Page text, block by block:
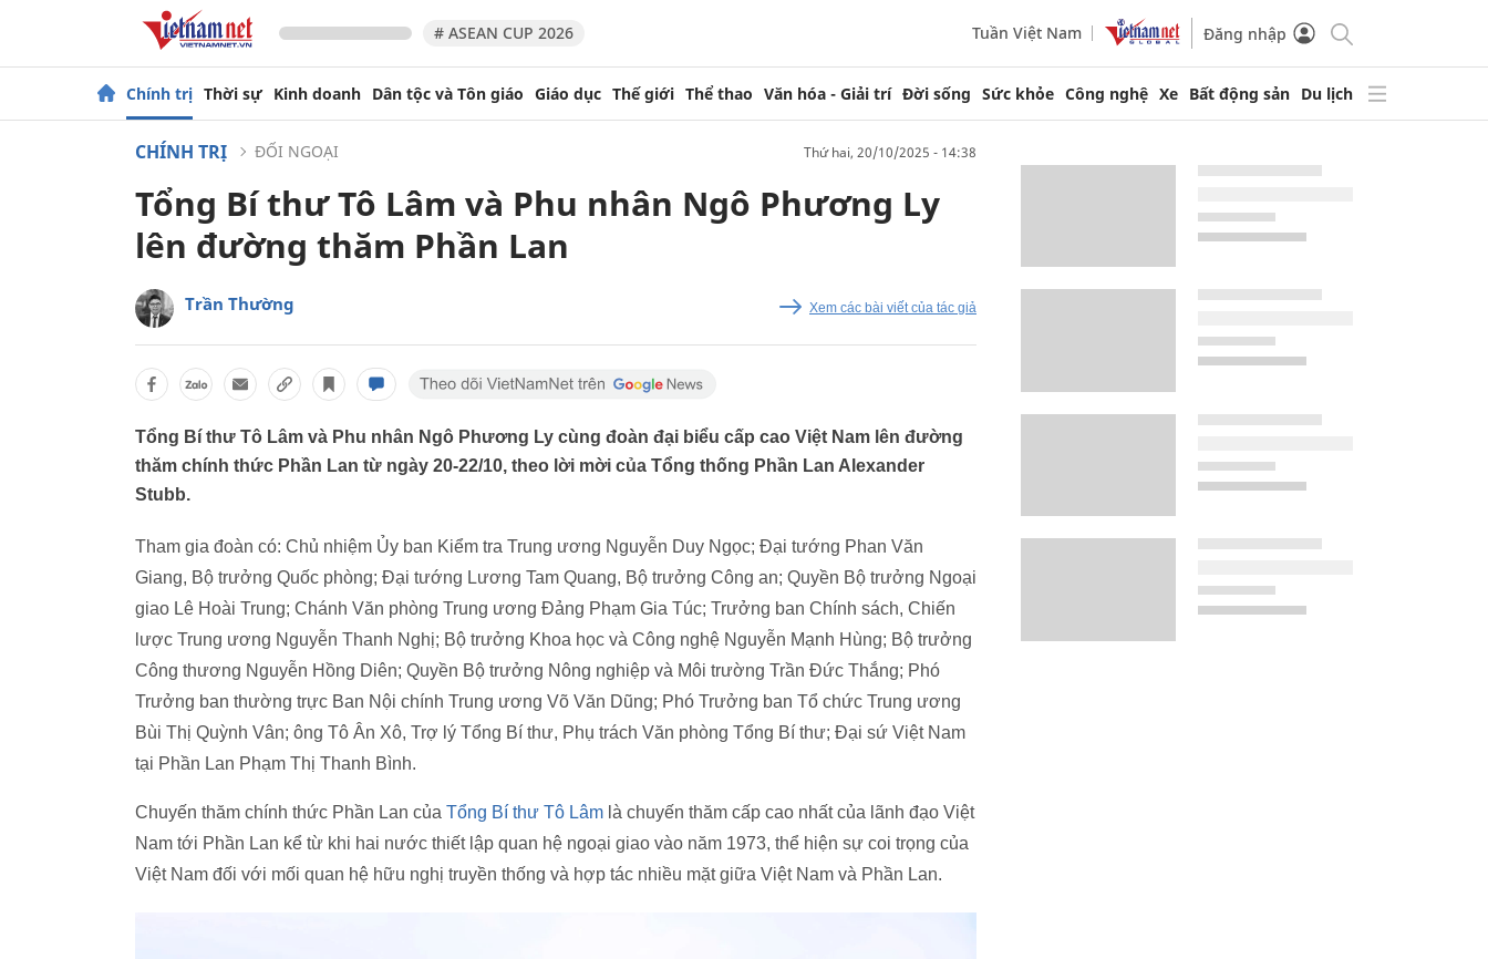
# ASEAN CUP 2026 Tuần Việt Nam Đăng nhập
Chính trị Thời sự Kinh doanh Dân tộc và Tôn giáo Giáo dục Thế giới Thể thao Văn hóa - Giải trí Đời sống Sức khỏe Công nghệ Xe Bất động sản Du lịch
CHÍNH TRỊ ĐỐI NGOẠI thứ hai, 20/10/2025 - 14:38
Tổng Bí thư Tô Lâm và Phu nhân Ngô Phương Ly
lên đường thăm Phần Lan
Trần Thường Xem các bài viết của tác giả
Tổng Bí thư Tô Lâm và Phu nhân Ngô Phương Ly cùng đoàn đại biểu cấp cao Việt Nam lên đường
thăm chính thức Phần Lan từ ngày 20-22/10, theo lời mời của Tổng thống Phần Lan Alexander
Stubb.
Tham gia đoàn có: Chủ nhiệm Ủy ban Kiểm tra Trung ương Nguyễn Duy Ngọc; Đại tướng Phan Văn
Giang, Bộ trưởng Quốc phòng; Đại tướng Lương Tam Quang, Bộ trưởng Công an; Quyền Bộ trưởng Ngoại
giao Lê Hoài Trung; Chánh Văn phòng Trung ương Đảng Phạm Gia Túc; Trưởng ban Chính sách, Chiến
lược Trung ương Nguyễn Thanh Nghị; Bộ trưởng Khoa học và Công nghệ Nguyễn Mạnh Hùng; Bộ trưởng
Công thương Nguyễn Hồng Diên; Quyền Bộ trưởng Nông nghiệp và Môi trường Trần Đức Thắng; Phó
Trưởng ban thường trực Ban Nội chính Trung ương Võ Văn Dũng; Phó Trưởng ban Tổ chức Trung ương
Bùi Thị Quỳnh Vân; ông Tô Ân Xô, Trợ lý Tổng Bí thư, Phụ trách Văn phòng Tổng Bí thư; Đại sứ Việt Nam
tại Phần Lan Phạm Thị Thanh Bình.
Chuyến thăm chính thức Phần Lan của Tổng Bí thư Tô Lâm là chuyến thăm cấp cao nhất của lãnh đạo Việt
Nam tới Phần Lan kể từ khi hai nước thiết lập quan hệ ngoại giao vào năm 1973, thể hiện sự coi trọng của
Việt Nam đối với mối quan hệ hữu nghị truyền thống và hợp tác nhiều mặt giữa Việt Nam và Phần Lan.